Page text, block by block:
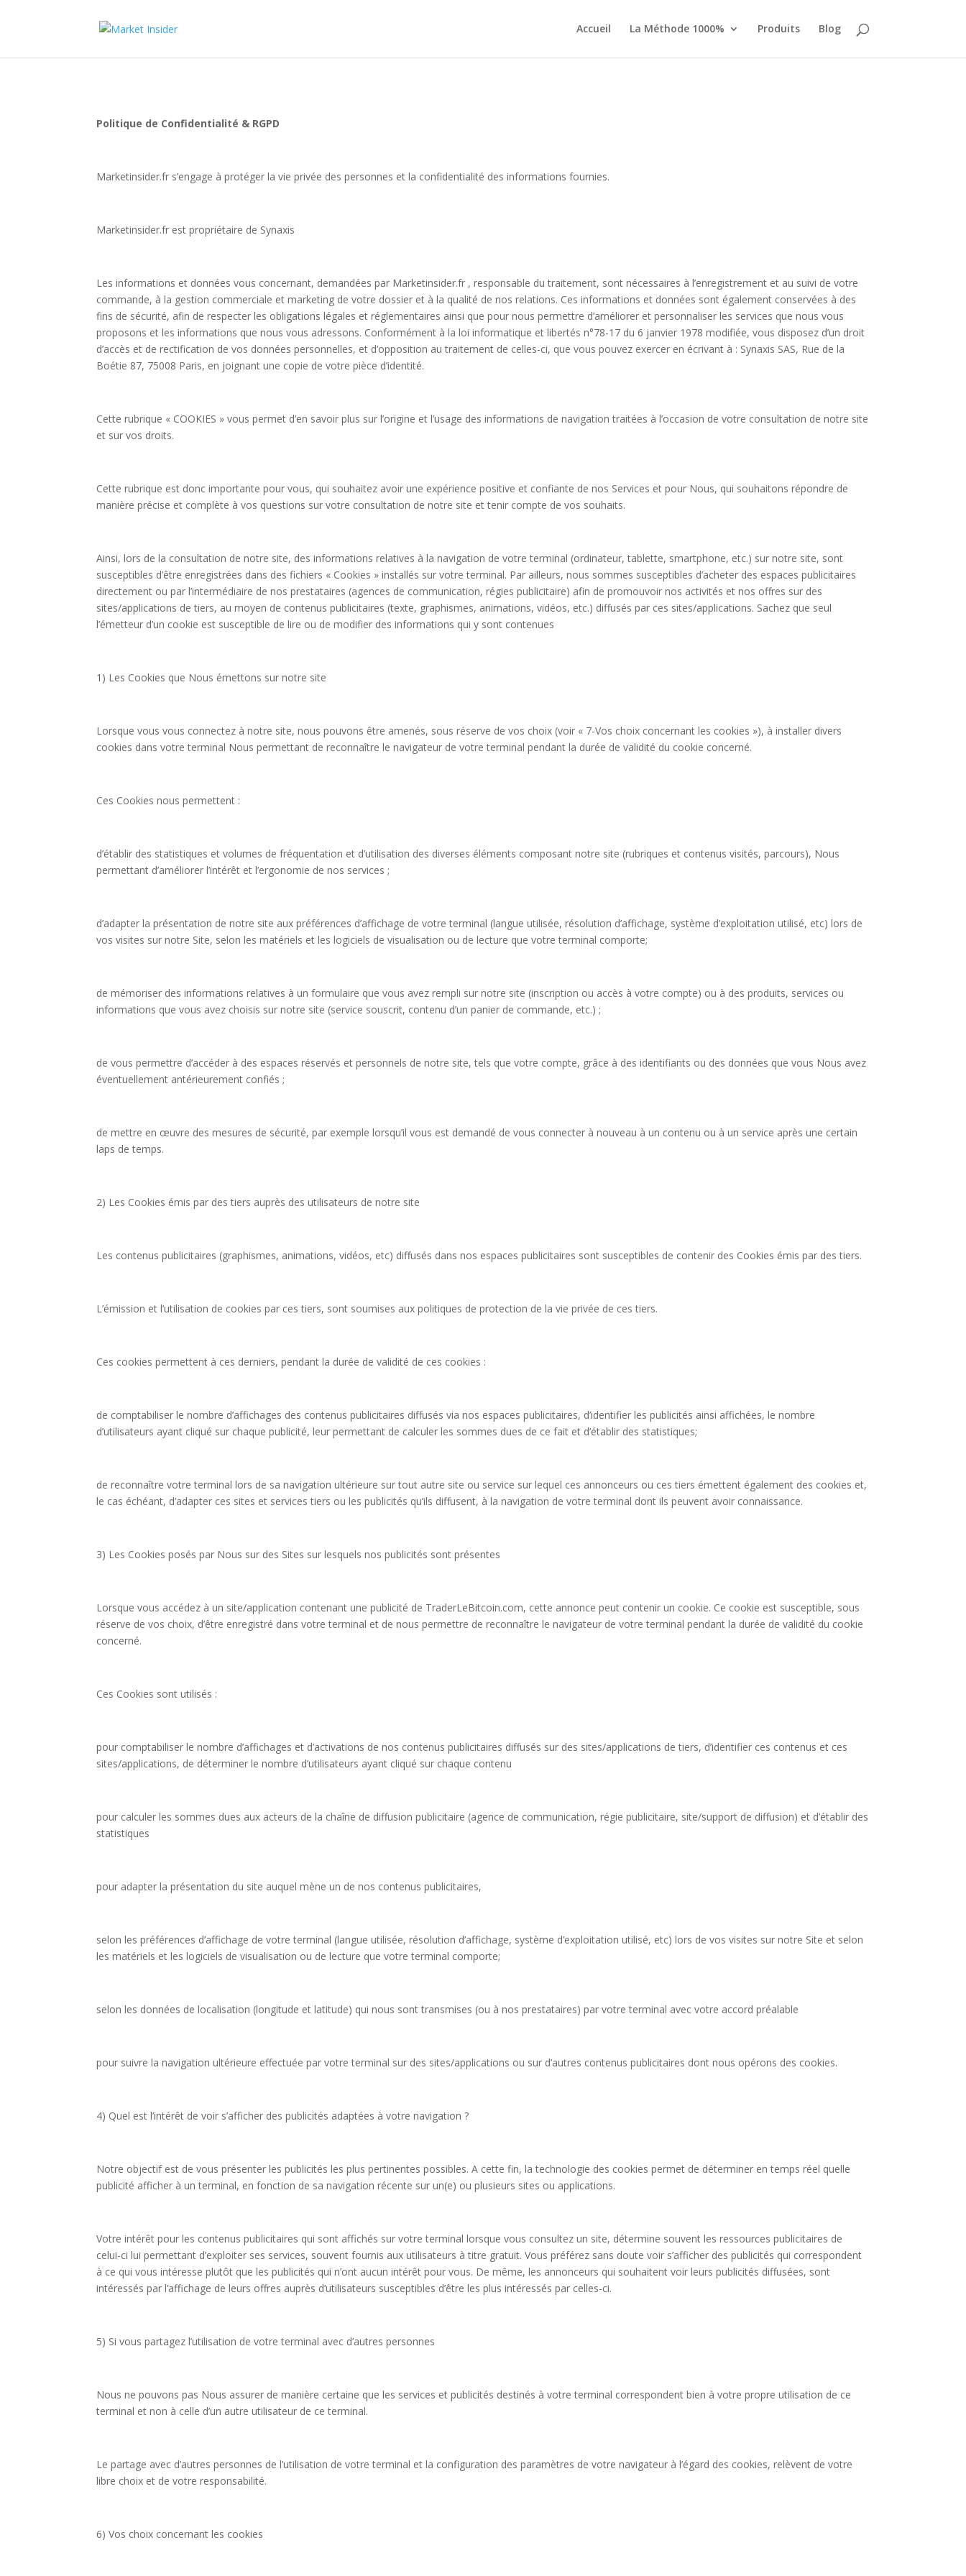
Accueil La Méthode 1000% Produits Blog
Politique de Confidentialité & RGPD
Marketinsider.fr s’engage à protéger la vie privée des personnes et la confidentialité des informations fournies.
Marketinsider.fr est propriétaire de Synaxis
Les informations et données vous concernant, demandées par Marketinsider.fr , responsable du traitement, sont nécessaires à l’enregistrement et au suivi de votre
commande, à la gestion commerciale et marketing de votre dossier et à la qualité de nos relations. Ces informations et données sont également conservées à des
fins de sécurité, afin de respecter les obligations légales et réglementaires ainsi que pour nous permettre d’améliorer et personnaliser les services que nous vous
proposons et les informations que nous vous adressons. Conformément à la loi informatique et libertés n°78-17 du 6 janvier 1978 modifiée, vous disposez d’un droit
d’accès et de rectification de vos données personnelles, et d’opposition au traitement de celles-ci, que vous pouvez exercer en écrivant à : Synaxis SAS, Rue de la
Boétie 87, 75008 Paris, en joignant une copie de votre pièce d’identité.
Cette rubrique « COOKIES » vous permet d’en savoir plus sur l’origine et l’usage des informations de navigation traitées à l’occasion de votre consultation de notre site
et sur vos droits.
Cette rubrique est donc importante pour vous, qui souhaitez avoir une expérience positive et confiante de nos Services et pour Nous, qui souhaitons répondre de
manière précise et complète à vos questions sur votre consultation de notre site et tenir compte de vos souhaits.
Ainsi, lors de la consultation de notre site, des informations relatives à la navigation de votre terminal (ordinateur, tablette, smartphone, etc.) sur notre site, sont
susceptibles d’être enregistrées dans des fichiers « Cookies » installés sur votre terminal. Par ailleurs, nous sommes susceptibles d’acheter des espaces publicitaires
directement ou par l’intermédiaire de nos prestataires (agences de communication, régies publicitaire) afin de promouvoir nos activités et nos offres sur des
sites/applications de tiers, au moyen de contenus publicitaires (texte, graphismes, animations, vidéos, etc.) diffusés par ces sites/applications. Sachez que seul
l’émetteur d’un cookie est susceptible de lire ou de modifier des informations qui y sont contenues
1) Les Cookies que Nous émettons sur notre site
Lorsque vous vous connectez à notre site, nous pouvons être amenés, sous réserve de vos choix (voir « 7-Vos choix concernant les cookies »), à installer divers
cookies dans votre terminal Nous permettant de reconnaître le navigateur de votre terminal pendant la durée de validité du cookie concerné.
Ces Cookies nous permettent :
d’établir des statistiques et volumes de fréquentation et d’utilisation des diverses éléments composant notre site (rubriques et contenus visités, parcours), Nous
permettant d’améliorer l’intérêt et l’ergonomie de nos services ;
d’adapter la présentation de notre site aux préférences d’affichage de votre terminal (langue utilisée, résolution d’affichage, système d’exploitation utilisé, etc) lors de
vos visites sur notre Site, selon les matériels et les logiciels de visualisation ou de lecture que votre terminal comporte;
de mémoriser des informations relatives à un formulaire que vous avez rempli sur notre site (inscription ou accès à votre compte) ou à des produits, services ou
informations que vous avez choisis sur notre site (service souscrit, contenu d’un panier de commande, etc.) ;
de vous permettre d’accéder à des espaces réservés et personnels de notre site, tels que votre compte, grâce à des identifiants ou des données que vous Nous avez
éventuellement antérieurement confiés ;
de mettre en œuvre des mesures de sécurité, par exemple lorsqu’il vous est demandé de vous connecter à nouveau à un contenu ou à un service après une certain
laps de temps.
2) Les Cookies émis par des tiers auprès des utilisateurs de notre site
Les contenus publicitaires (graphismes, animations, vidéos, etc) diffusés dans nos espaces publicitaires sont susceptibles de contenir des Cookies émis par des tiers.
L’émission et l’utilisation de cookies par ces tiers, sont soumises aux politiques de protection de la vie privée de ces tiers.
Ces cookies permettent à ces derniers, pendant la durée de validité de ces cookies :
de comptabiliser le nombre d’affichages des contenus publicitaires diffusés via nos espaces publicitaires, d’identifier les publicités ainsi affichées, le nombre
d’utilisateurs ayant cliqué sur chaque publicité, leur permettant de calculer les sommes dues de ce fait et d’établir des statistiques;
de reconnaître votre terminal lors de sa navigation ultérieure sur tout autre site ou service sur lequel ces annonceurs ou ces tiers émettent également des cookies et,
le cas échéant, d’adapter ces sites et services tiers ou les publicités qu’ils diffusent, à la navigation de votre terminal dont ils peuvent avoir connaissance.
3) Les Cookies posés par Nous sur des Sites sur lesquels nos publicités sont présentes
Lorsque vous accédez à un site/application contenant une publicité de TraderLeBitcoin.com, cette annonce peut contenir un cookie. Ce cookie est susceptible, sous
réserve de vos choix, d’être enregistré dans votre terminal et de nous permettre de reconnaître le navigateur de votre terminal pendant la durée de validité du cookie
concerné.
Ces Cookies sont utilisés :
pour comptabiliser le nombre d’affichages et d’activations de nos contenus publicitaires diffusés sur des sites/applications de tiers, d’identifier ces contenus et ces
sites/applications, de déterminer le nombre d’utilisateurs ayant cliqué sur chaque contenu
pour calculer les sommes dues aux acteurs de la chaîne de diffusion publicitaire (agence de communication, régie publicitaire, site/support de diffusion) et d’établir des
statistiques
pour adapter la présentation du site auquel mène un de nos contenus publicitaires,
selon les préférences d’affichage de votre terminal (langue utilisée, résolution d’affichage, système d’exploitation utilisé, etc) lors de vos visites sur notre Site et selon
les matériels et les logiciels de visualisation ou de lecture que votre terminal comporte;
selon les données de localisation (longitude et latitude) qui nous sont transmises (ou à nos prestataires) par votre terminal avec votre accord préalable
pour suivre la navigation ultérieure effectuée par votre terminal sur des sites/applications ou sur d’autres contenus publicitaires dont nous opérons des cookies.
4) Quel est l’intérêt de voir s’afficher des publicités adaptées à votre navigation ?
Notre objectif est de vous présenter les publicités les plus pertinentes possibles. A cette fin, la technologie des cookies permet de déterminer en temps réel quelle
publicité afficher à un terminal, en fonction de sa navigation récente sur un(e) ou plusieurs sites ou applications.
Votre intérêt pour les contenus publicitaires qui sont affichés sur votre terminal lorsque vous consultez un site, détermine souvent les ressources publicitaires de
celui-ci lui permettant d’exploiter ses services, souvent fournis aux utilisateurs à titre gratuit. Vous préférez sans doute voir s’afficher des publicités qui correspondent
à ce qui vous intéresse plutôt que les publicités qui n’ont aucun intérêt pour vous. De même, les annonceurs qui souhaitent voir leurs publicités diffusées, sont
intéressés par l’affichage de leurs offres auprès d’utilisateurs susceptibles d’être les plus intéressés par celles-ci.
5) Si vous partagez l’utilisation de votre terminal avec d’autres personnes
Nous ne pouvons pas Nous assurer de manière certaine que les services et publicités destinés à votre terminal correspondent bien à votre propre utilisation de ce
terminal et non à celle d’un autre utilisateur de ce terminal.
Le partage avec d’autres personnes de l’utilisation de votre terminal et la configuration des paramètres de votre navigateur à l’égard des cookies, relèvent de votre
libre choix et de votre responsabilité.
6) Vos choix concernant les cookies